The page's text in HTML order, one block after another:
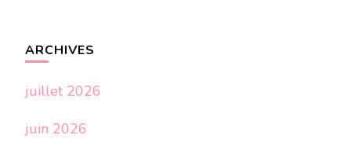
ARCHIVES
juillet 2026
juin 2026